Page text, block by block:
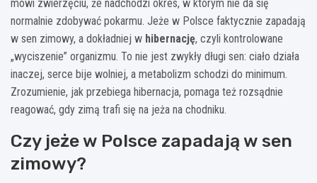
mówi zwierzęciu, że nadchodzi okres, w którym nie da się
normalnie zdobywać pokarmu. Jeże w Polsce faktycznie zapadają
w sen zimowy, a dokładniej w hibernację, czyli kontrolowane
„wyciszenie” organizmu. To nie jest zwykły długi sen: ciało działa
inaczej, serce bije wolniej, a metabolizm schodzi do minimum.
Zrozumienie, jak przebiega hibernacja, pomaga też rozsądnie
reagować, gdy zimą trafi się na jeża na chodniku.
Czy jeże w Polsce zapadają w sen
zimowy?